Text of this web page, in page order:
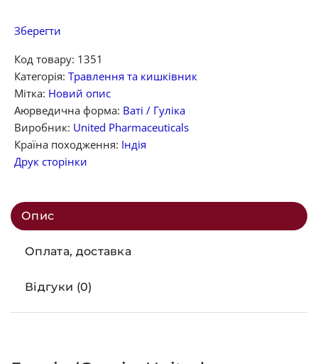
Зберегти
Код товару: 1351
Категорія: Травлення та кишківник
Мітка: Новий опис
Аюрведична форма: Ваті / Гуліка
Виробник: United Pharmaceuticals
Країна походження: Індія
Друк сторінки
Опис
Оплата, доставка
Відгуки (0)